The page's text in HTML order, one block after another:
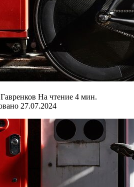
На чтение 4 мин.
27.07.2024